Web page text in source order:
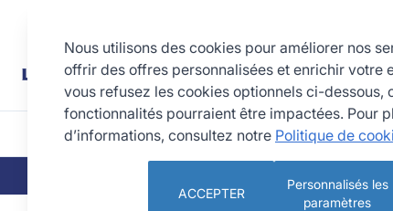
CUISINE
NOS
Nous utilisons des cookies pour améliorer nos
offrir des offres personnalisées et enrichir votre
vous refusez les cookies optionnels ci-dessous,
fonctionnalités pourraient être impactées. Pour
d’informations, consultez notre Politique de
ACCEPTER
Personnalisés les
paramètres